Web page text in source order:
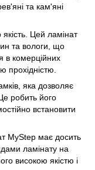
та кам'яні
Цей ламінат
та вологи, що
в комерційних
прохідністю.
яка дозволяє
робить його
встановити
MyStep має досить
ламінату на
високою якістю і